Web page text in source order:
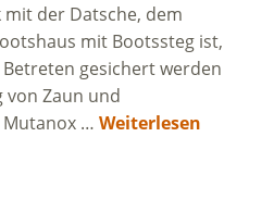
der Datsche, dem
mit Bootssteg ist,
gesichert werden
von Zaun und
… Weiterlesen